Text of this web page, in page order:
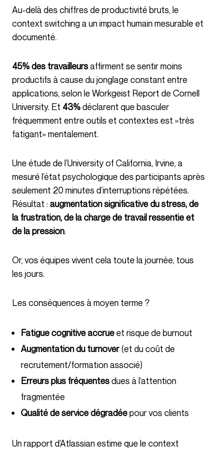
Au-delà des chiffres de productivité bruts, le
context switching a un impact humain mesurable et
documenté.
45% des travailleursaffirment se sentir moins
productifs à cause du jonglage constant entre
applications, selon le Workgeist Report de Cornell
University. Et 43%déclarent que basculer
fréquemment entre outils et contextes est »très
fatigant» mentalement.
Une étude de l’University of California, Irvine, a
mesuré l’état psychologique des participants après
seulement 20 minutes d’interruptions répétées.
Résultat : augmentation significative du stress, de
la frustration, de la charge de travail ressentie et
de la pression.
Or, vos équipes vivent cela toute la journée, tous
les jours.
Les conséquences à moyen terme ?
Fatigue cognitive accrueet risque de burnout
Augmentation du turnover(et du coût de
recrutement/formation associé)
Erreurs plus fréquentesdues à l’attention
fragmentée
Qualité de service dégradéepour vos clients
Un rapport d’Atlassian estime que le context